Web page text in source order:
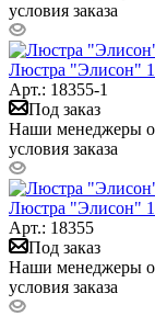
условия заказа
Люстра "Элисон"
Арт.: 18355-1
Под заказ
Наши менеджеры
условия заказа
Люстра "Элисон"
Арт.: 18355
Под заказ
Наши менеджеры
условия заказа